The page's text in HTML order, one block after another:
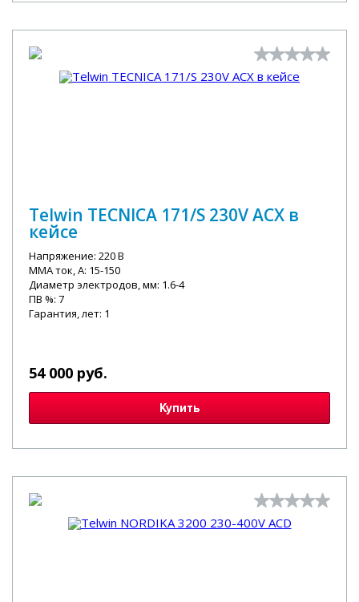
Telwin TECNICA 171/S 230V ACX в
кейсе
Напряжение: 220 В
MMA ток, А: 15-150
Диаметр электродов, мм: 1.6-4
ПВ %: 7
Гарантия, лет: 1
54 000 руб.
Купить